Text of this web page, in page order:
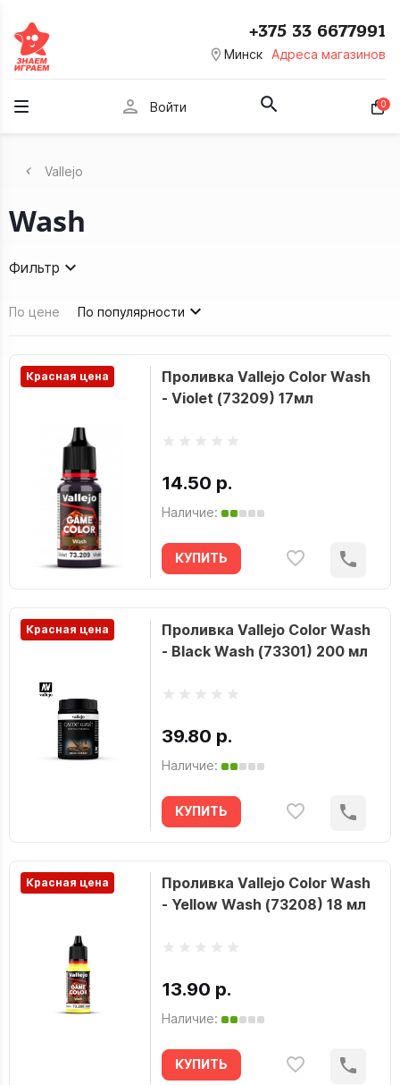
room Минск Адреса магазинов
+375 33 6677991
person Войти 0
Vallejo
Wash
Фильтр
По цене По популярности
Красная цена
Проливка Vallejo Color Wash
- Violet (73209) 17мл
14.50 р.
Наличие:
КУПИТЬ
Красная цена
Проливка Vallejo Color Wash
- Black Wash (73301) 200 мл
39.80 р.
Наличие:
КУПИТЬ
Красная цена
Проливка Vallejo Color Wash
- Yellow Wash (73208) 18 мл
13.90 р.
Наличие:
КУПИТЬ